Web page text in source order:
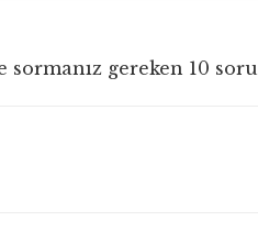
gereken 10 soru